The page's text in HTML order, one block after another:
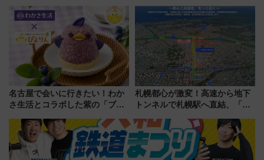
ン 場所や営業時間・限定弁当
を紹介
会の日程・アクセス・観覧席ま
とめ（石川県）
名古屋で会いに行きたい！わか
さ生活とコラボした紫の「ブル
札幌都心が激変！高速から地下
トンネルで札幌駅へ直結、「創
から本格着工、延長4.8km整備
事業の全貌